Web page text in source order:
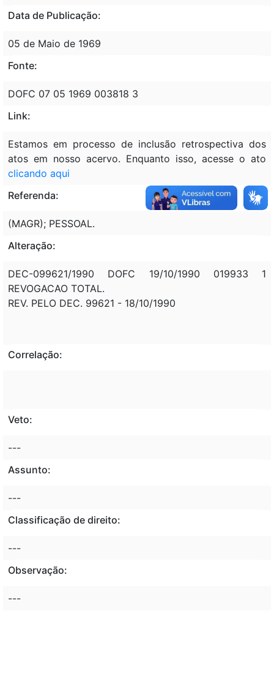
Data de Publicação:
05 de Maio de 1969
Fonte:
DOFC 07 05 1969 003818 3
Link:
Estamos em processo de inclusão retrospectiva dos
atos em nosso acervo. Enquanto isso, acesse o ato
clicando aqui
Referenda:
(MAGR); PESSOAL.
Alteração:
DEC-099621/1990 DOFC 19/10/1990 019933 1
REVOGACAO TOTAL.
REV. PELO DEC. 99621 - 18/10/1990
Correlação:
Veto:
---
Assunto:
---
Classificação de direito:
---
Observação:
---